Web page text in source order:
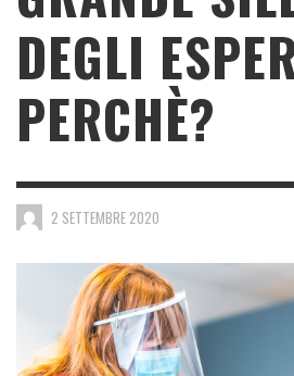
DEGLI
PERCHÈ?
2 SETTEMBRE 2020